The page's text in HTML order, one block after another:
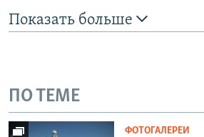
Показать больше
ПО ТЕМЕ
ФОТОГАЛЕРЕИ